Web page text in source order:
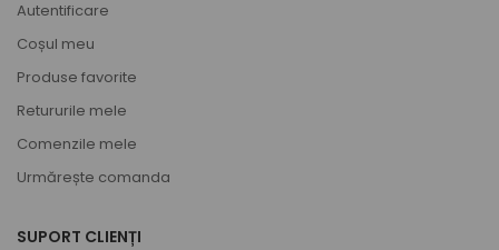
Autentificare
Coșul meu
Produse favorite
Retururile mele
Comenzile mele
Urmărește comanda
SUPORT CLIENȚI